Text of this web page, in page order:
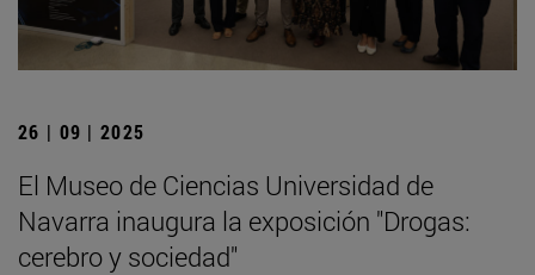
26 | 09 | 2025
El Museo de Ciencias Universidad de
Navarra inaugura la exposición "Drogas:
cerebro y sociedad"